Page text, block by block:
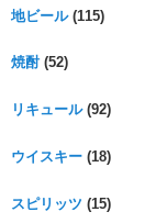
地ビール(115)
焼酎(52)
リキュール(92)
ウイスキー (18)
スピリッツ (15)